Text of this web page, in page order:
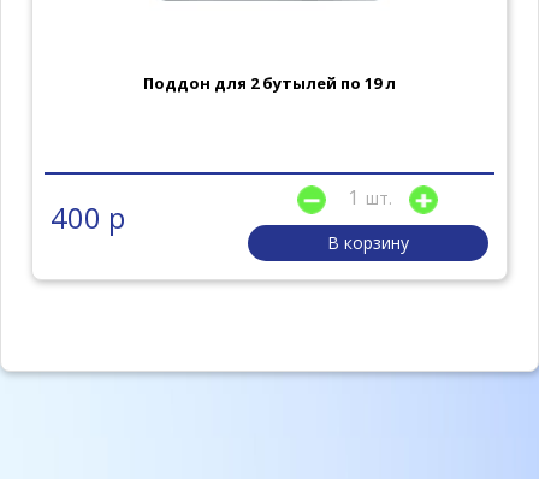
Поддон для 2 бутылей по 19 л
400 р
шт.
В корзину